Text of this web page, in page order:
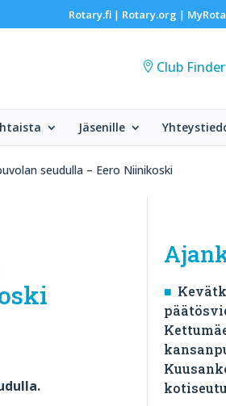
Rotary.fi| Rotary.org |
Club Finder
Jäsenille
seudulla – Eero Niinikoski